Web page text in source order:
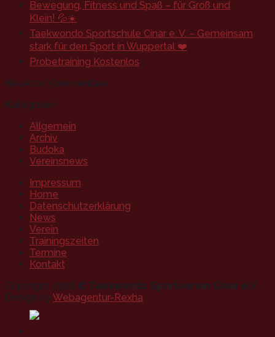
Bewegung, Fitness und Spaß – für Groß und
Klein! 💦☀️
Taekwondo Sportschule Cinar e. V. – Gemeinsam
stark für den Sport in Wuppertal ❤️
Probetraining Kostenlos
Neueste Kommentare
Kategorien
Allgemein
Archiv
Budoka
Vereinsnews
Impressum
Home
Datenschutzerklärung
News
Verein
Trainingszeiten
Termine
Kontakt
Copyright 2026 © Taekwondo Sportverein Cinar e.V.
Design byWebagentur-Rexha